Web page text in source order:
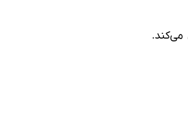
می‌کند.